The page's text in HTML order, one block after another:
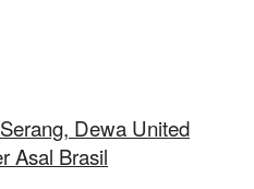
Dewa United
Asal Brasil